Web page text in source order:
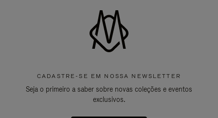
CADASTRE-SE EM NOSSA NEWSLETTER
Seja o primeiro a saber sobre novas coleções e eventos
exclusivos.